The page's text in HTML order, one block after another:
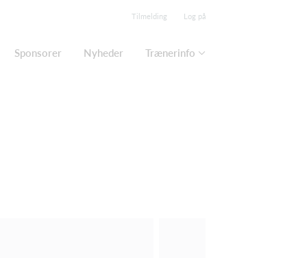
Tilmelding Log på
Sponsorer Nyheder Trænerinfo